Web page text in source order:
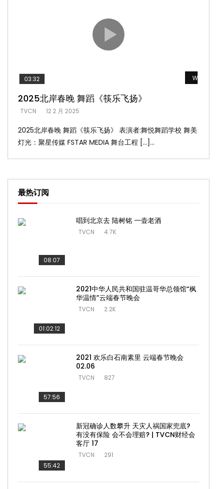
Watch
03:32
2025北岸春晚 舞蹈《筷乐飞扬》
TVCN 12 2 月 2025
2025北岸春晚 舞蹈《筷乐飞扬》 表演者:舞悦舞蹈学校 舞美
灯光：聚星传媒 FSTAR MEDIA 舞台工程 […]...
最热订阅
08:07
唱到北京去 陆树铭 一壶老酒
TVCN 4.7K
01:02:12
2021中华人民共和国驻温哥华总领馆“枫
华温情”云端春节晚会
TVCN 2.2K
57:56
2021 欢乐白石南素里 云端春节晚会
02.06
TVCN 827
55:42
新冠确诊人数攀升 天灾人祸国家兜底?
有没有保险 会不会理赔? | TVCN财经会
客厅 17
TVCN 291